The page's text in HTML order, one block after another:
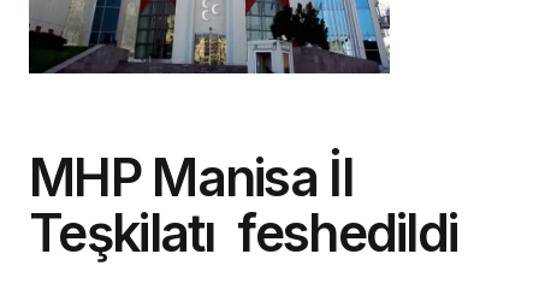
MHP Manisa İl
Teşkilatı feshedildi